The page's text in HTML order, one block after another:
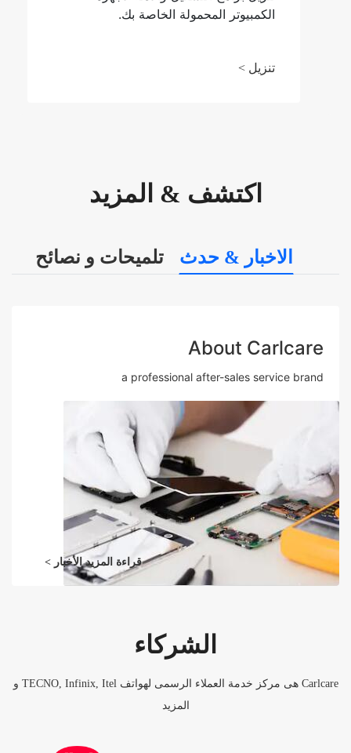
الكمبيوتر المحمولة الخاصة بك.
تنزيل >
اكتشف & المزيد
الاخبار & حدث تلميحات و نصائح
About Carlcare
a professional after-sales service brand
قراءة المزيد الأخبار >
الشركاء
Carlcare هى مركز خدمة العملاء الرسمى لهواتف TECNO, Infinix, Itel و
المزيد